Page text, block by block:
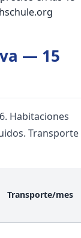
— 15
Habitaciones
Transporte
Transporte/mes